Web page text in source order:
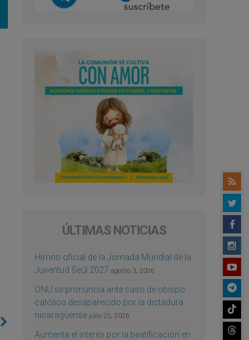
ÚLTIMAS NOTICIAS
Himno oficial de la Jornada Mundial de la
Juventud Seúl 2027 agosto 3, 2026
ONU se pronuncia ante caso de obispo
católico desaparecido por la dictadura
nicaragüense julio 25, 2026
Aumenta el interés por la beatificación en